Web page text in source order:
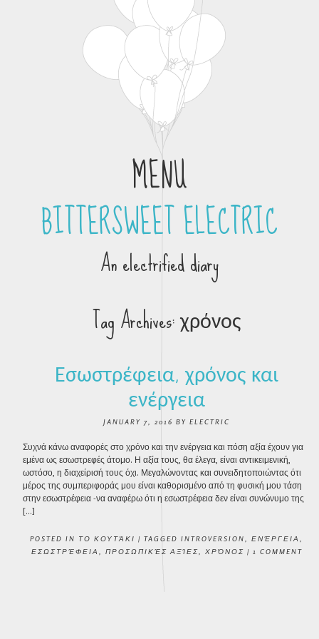
MENU
Skip to contentBITTERSWEET ELECTRIC
An electrified diary
Tag Archives:χρόνος
Εσωστρέφεια, χρόνος και
ενέργεια
JANUARY 7, 2016 BY ELECTRIC
Συχνά κάνω αναφορές στο χρόνο και την ενέργεια και πόση αξία έχουν για
εμένα ως εσωστρεφές άτομο. Η αξία τους, θα έλεγα, είναι αντικειμενική,
ωστόσο, η διαχείρισή τους όχι. Μεγαλώνοντας και συνειδητοποιώντας ότι
μέρος της συμπεριφοράς μου είναι καθορισμένο από τη φυσική μου τάση
στην εσωστρέφεια -να αναφέρω ότι η εσωστρέφεια δεν είναι συνώνυμο της
[…]
POSTED IN ΤΟ ΚΟΥΤΆΚΙ | TAGGED INTROVERSION ΕΝΈΡΓΕΙΑ
ΕΣΩΣΤΡΈΦΕΙΑ
ΠΡΟΣΩΠΙΚΈΣ ΑΞΊΕΣ ΧΡΌΝΟΣ | 1 COMMENT
POST NAVIGATION